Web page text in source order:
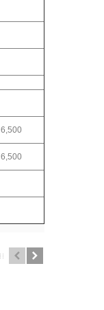
6,500
6,500